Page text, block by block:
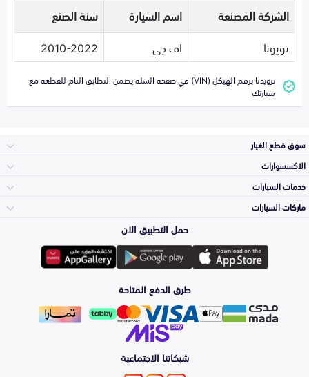
الشركة المصنعة اسم السيارة
سنة الصنع
تويوتا
اف جي 2010-2022
تزويدنا برقم الهيكل (VIN) في صفحة السلة يضمن التطابق التام للقطعة مع
سيارتك
سوق قطع الغيار
المكائن، القيرات
وملحقاتها
الشمعات
والاصطبات (الاضاءة)
الفرامل والأقمشة
الاكسسوارات
لوازم الرحلات
اكسسوارات العناية
الزيوت و السوائل
خدمات السيارات
Top Selling
Detailing
Services
ماركات السيارات
Toyota
Hyundai
Kia
حمل التطبيق الان
طرق الدفع المتاحة
شبكاتنا الاجتماعية